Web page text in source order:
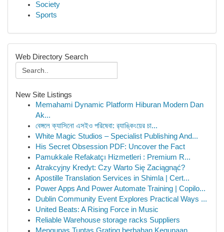
Society
Sports
Web Directory Search
New Site Listings
Memahami Dynamic Platform Hiburan Modern Dan
Ak...
বেঙ্গলে ক্যাসিনো এসইও পরিষেবা: র‍্যাঙ্কিংয়ের চা...
White Magic Studios – Specialist Publishing And...
His Secret Obsession PDF: Uncover the Fact
Pamukkale Refakatçı Hizmetleri : Premium R...
Atrakcyjny Kredyt: Czy Warto Się Zaciągnąć?
Apostille Translation Services in Shimla | Cert...
Power Apps And Power Automate Training | Copilo...
Dublin Community Event Explores Practical Ways ...
United Beats: A Rising Force in Music
Reliable Warehouse storage racks Suppliers